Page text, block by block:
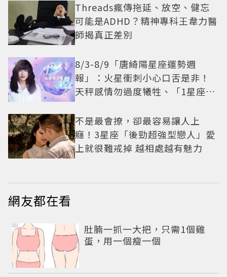
Threads瘋傳拖延、放空、健忘
可能是ADHD？精神專科王韋力醫
師揭真正差別
8/3-8/9「唐綺陽星座運勢週
報」：火星衝刺小心口舌是非！
天秤感情勿過度犧牲、「1星座」
不是最會撩，卻最容易讓人上
癮！3星座「後勁超強型戀人」愛
上就很難戒掉 越相處越有魅力
網友都在看
肚腩一抓一大把，只需1個雞
蛋，用一個瘦一個
PR